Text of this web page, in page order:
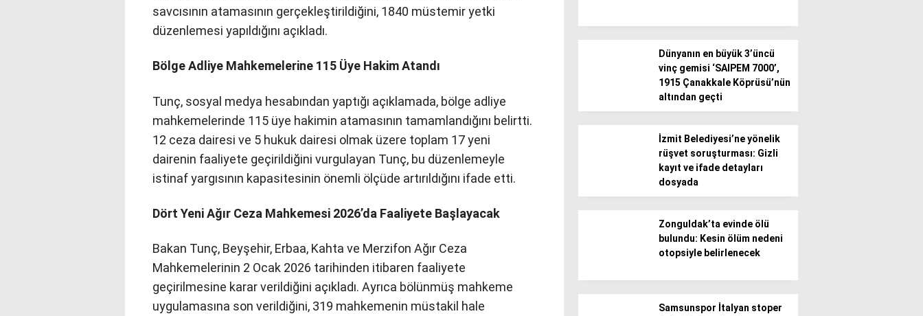
savcısının atamasının gerçekleştirildiğini, 1840 müstemir yetki
düzenlemesi yapıldığını açıkladı.
Bölge Adliye Mahkemelerine 115 Üye Hakim Atandı
Tunç, sosyal medya hesabından yaptığı açıklamada, bölge adliye
mahkemelerinde 115 üye hakimin atamasının tamamlandığını belirtti.
12 ceza dairesi ve 5 hukuk dairesi olmak üzere toplam 17 yeni
dairenin faaliyete geçirildiğini vurgulayan Tunç, bu düzenlemeyle
istinaf yargısının kapasitesinin önemli ölçüde artırıldığını ifade etti.
Dört Yeni Ağır Ceza Mahkemesi 2026’da Faaliyete Başlayacak
Bakan Tunç, Beyşehir, Erbaa, Kahta ve Merzifon Ağır Ceza
Mahkemelerinin 2 Ocak 2026 tarihinden itibaren faaliyete
geçirilmesine karar verildiğini açıkladı. Ayrıca bölünmüş mahkeme
uygulamasına son verildiğini, 319 mahkemenin müstakil hale
Dünyanın en büyük 3’üncü
vinç gemisi ‘SAIPEM 7000’,
1915 Çanakkale Köprüsü’nün
altından geçti
İzmit Belediyesi’ne yönelik
rüşvet soruşturması: Gizli
kayıt ve ifade detayları
dosyada
Zonguldak’ta evinde ölü
bulundu: Kesin ölüm nedeni
otopsiyle belirlenecek
Samsunspor İtalyan stoper